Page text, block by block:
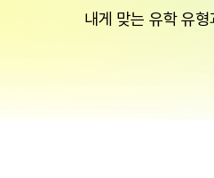
내게 맞는 유학 유형